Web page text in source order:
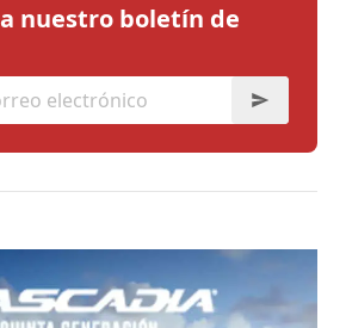
nuestro boletín de